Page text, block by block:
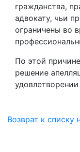
гражданства,
адвокату, чьи
ограничены во
По этой
решение
Возврат к списку